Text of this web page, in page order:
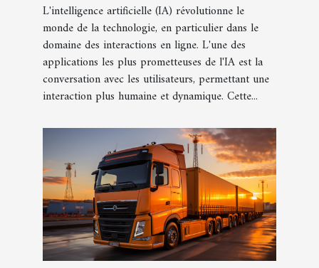
L'intelligence artificielle (IA) révolutionne le
monde de la technologie, en particulier dans le
domaine des interactions en ligne. L'une des
applications les plus prometteuses de l'IA est la
conversation avec les utilisateurs, permettant une
interaction plus humaine et dynamique. Cette...